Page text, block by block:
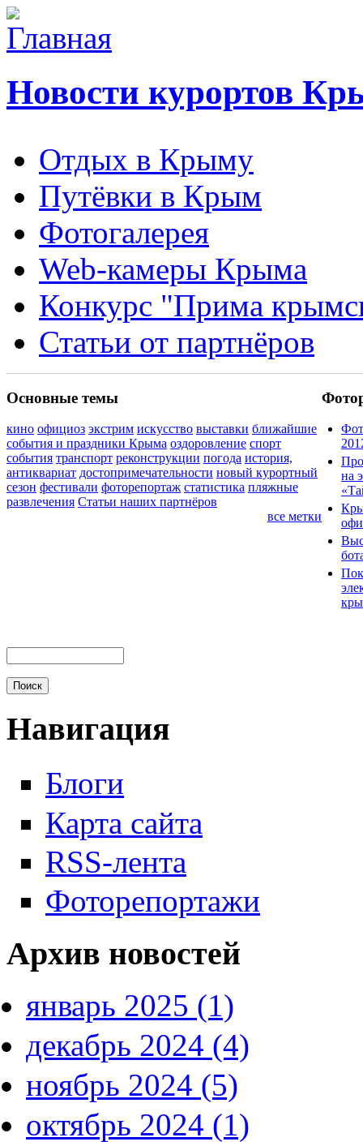
Новости курортов
Отдых в Крыму
Путёвки в Крым
Фотогалерея
Web-камеры Крыма
Конкурс "Прима
Статьи от партнёров
Основные темы
кино официоз экстрим искусство выставки ближайшие
события и праздники Крыма оздоровление спорт
события транспорт реконструкции погода история,
антиквариат достопримечательности новый курортный
сезон фестивали фоторепортаж статистика пляжные
развлечения Статьи наших партнёров
все метки
на
Навигация
Блоги
Карта сайта
RSS-лента
Фоторепортажи
Архив новостей
январь 2025 (1)
декабрь 2024 (4)
ноябрь 2024 (5)
октябрь 2024 (1)